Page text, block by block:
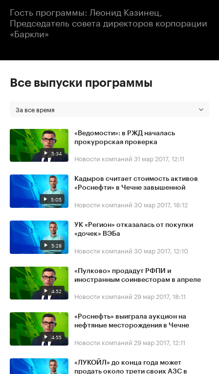
Гость программы: Леонид Казинец,
Председатель совета директоров корпорации
«Баркли»
Все выпуски программы
За все время
5:34
«Ведомости»: в РЖД началась
прокурорская проверка
Новости компаний 31 мар 2017, 12:11
5:05
Кадыров считает стоимость активов
«Роснефти» в Чечне завышенной
Новости компаний 30 мар 2017, 18:12
5:28
УК «Регион» отказалась от покупки
«дочек» ВЭБа
Новости компаний 30 мар 2017, 12:10
4:52
«Пулково» продадут РФПИ и
иностранным соинвесторам в апреле
Новости компаний 29 мар 2017, 18:11
4:55
«Роснефть» выиграла аукцион на
нефтяные месторождения в Чечне
Новости компаний 29 мар 2017, 12:11
«ЛУКОЙЛ» до конца года может
продать около трети своих АЗС в